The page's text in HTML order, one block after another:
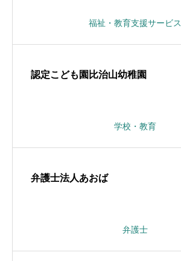
福祉・教育支援サービス
認定こども園比治山幼稚園
学校・教育
弁護士法人あおば
弁護士